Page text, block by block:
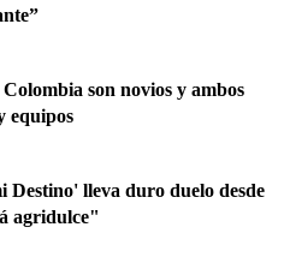
son novios y ambos
equipos
Destino' lleva duro duelo desde
agridulce"